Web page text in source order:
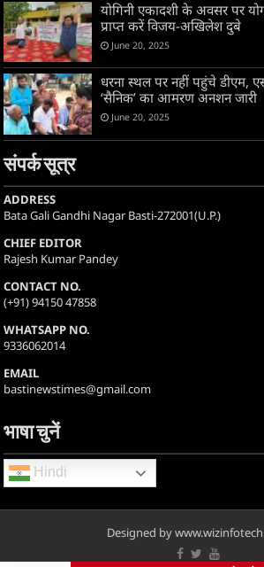
योगिनी एकादशी के अवसर पर
प्राप्त करें विजय-अखिलेश दुबे
June 20, 2025
धरना स्थल पर नहीं पहुंचे डीएम,
‘सैनिक’ का आमरण अनशन जारी
June 20, 2025
संपर्क सूत्र
ADDRESS
Bata Gali Gandhi Nagar Basti-272001(U.P.)
CHIEF EDITOR
Rajesh Kumar Pandey
CONTACT NO.
(+91) 94150 47858
WHATSAPP NO.
9336062014
EMAIL
bastinewstimes@gmail.com
भाषा चुनें
Hindi
Designed by